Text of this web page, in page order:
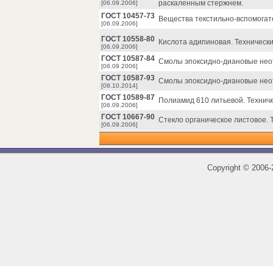
[06.09.2006]
раскаленным стержнем.
ГОСТ 10457-73
[06.09.2006]
Вещества текстильно-
ГОСТ 10558-80
[06.09.2006]
Кислота адипиновая.
ГОСТ 10587-84
[06.09.2006]
Смолы эпоксидно-диановые
ГОСТ 10587-93
[08.10.2014]
Смолы эпоксидно-диановые
ГОСТ 10589-87
[06.09.2006]
Полиамид 610 литьевой.
ГОСТ 10667-90
[06.09.2006]
Стекло органическое листовое.
Copyright ©